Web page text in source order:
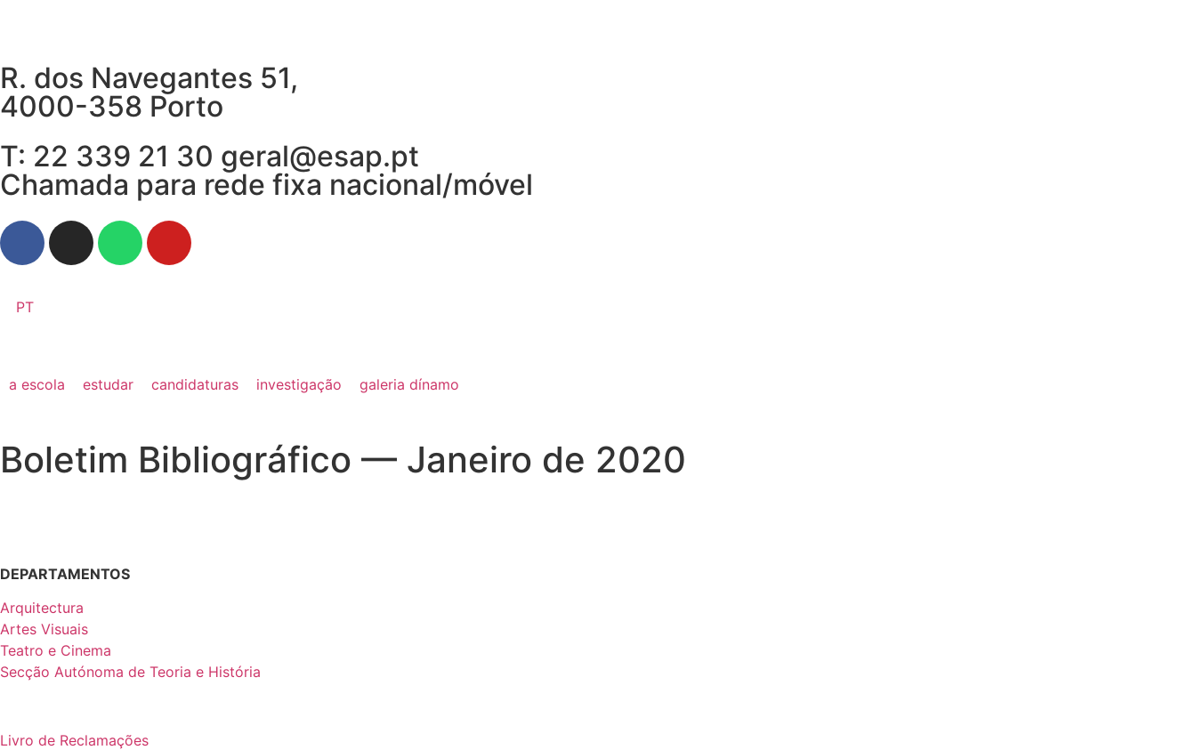
R. dos Navegantes 51,
4000-358 Porto
T: 22 339 21 30 geral@esap.pt
Chamada para rede fixa nacional/móvel
PT
a escola estudar candidaturas investigação galeria dínamo
Boletim Bibliográfico — Janeiro de 2020
DEPARTAMENTOS
Arquitectura
Artes Visuais
Teatro e Cinema
Secção Autónoma de Teoria e História
Livro de Reclamações